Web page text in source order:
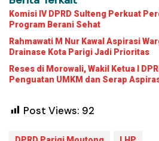
Komisi IV DPRD Sulteng Perkuat
Program Berani Sehat
Rahmawati M Nur Kawal Aspirasi
Drainase Kota Parigi Jadi Prioritas
Reses di Morowali, Wakil Ketua I
Penguatan UMKM dan Serap
Post Views: 92